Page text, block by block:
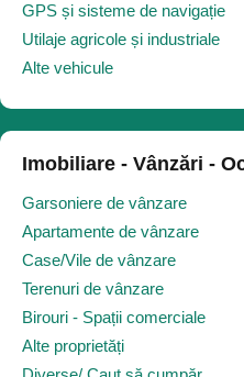
GPS și sisteme de navigație
Utilaje agricole și industriale
Alte vehicule
Imobiliare - Vânzări -
Garsoniere de vânzare
Apartamente de vânzare
Case/Vile de vânzare
Terenuri de vânzare
Birouri - Spații comerciale
Alte proprietăți